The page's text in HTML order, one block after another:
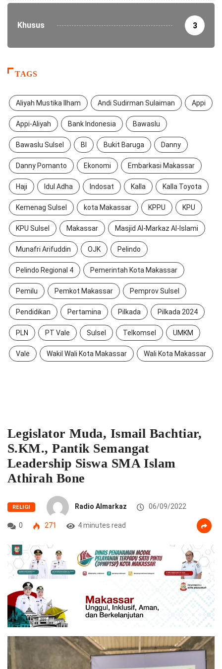
Khusus 3
TAGS
Aliyah Mustika Ilham Andi Sudirman Sulaiman Appi
Appi-Aliyah Bank Indonesia Bawaslu
Bawaslu Sulsel BI Bukit Baruga Danny
Danny Pomanto Ekonomi Embarkasi Makassar
Haji Idul Adha Indosat Kalla Kalla Toyota
Kemenag Sulsel kota Makassar KPPU KPU
KPU Sulsel Makassar Masjid Al-Markaz Al-Islami
Munafri Arifuddin OJK Pelindo
Pelindo Regional 4 Pemerintah Kota Makassar
Pemilu Pemkot Makassar Pemprov Sulsel
Pendidikan Pertamina Pilkada Pilkada 2024
PLN PT Vale Sulsel Telkomsel UMKM
Vale Wakil Wali Kota Makassar Wali Kota Makassar
Legislator Muda, Ismail Bachtiar,
S.KM., Pantik Semangat
Leadership Siswa SMA Islam
Athirah Bone
RELIGI Radio Almarkaz 06/09/2022
0 271 4 minutes read